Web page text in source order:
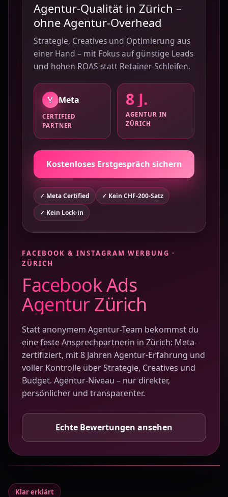
Agentur-Qualität in Zürich –
ohne Agentur-Overhead
Strategie, Creatives und Optimierung aus
einer Hand – mit Fokus auf günstige Leads
und hohen ROAS statt Retainer-Schleifen.
🏅 Meta
CERTIFIED
PARTNER
8 J.
AGENTUR IN
ZÜRICH
Kostenloses Erstgespräch sichern
✓ Meta Certified
✓ Kein CHF-200-Satz
✓ Kein Lock-in
FACEBOOK & INSTAGRAM WERBUNG ·
ZÜRICH
Facebook Ads
Agentur Zürich
Statt anonymem Agentur-Team bekommst du
eine feste Ansprechpartnerin in Zürich: Meta-
zertifiziert, mit 8 Jahren Agentur-Erfahrung und
voller Kontrolle über Strategie, Creatives und
Budget. Agentur-Niveau – nur direkter,
persönlicher und transparenter.
Echte Bewertungen ansehen
Klar erklärt